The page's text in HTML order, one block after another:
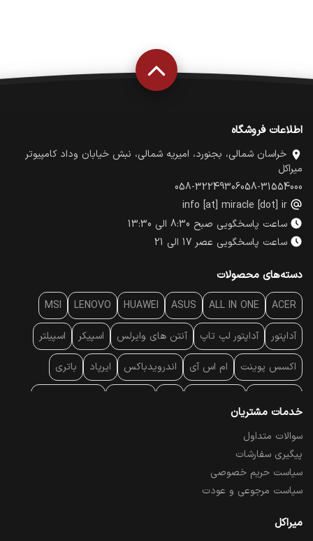
اطلاعات فروشگاه
خراسان شمالی، بجنورد، امیریه شمالی، نبش خیابان وداد کامپیوتر
میراکل
058-31554000
058-32249306
info [at] miracle [dot] ir
ساعت پاسخگویی صبح 8:30 الی 13:30
ساعت پاسخگویی عصر 17 الی 21
دسته‌های محصولات
ACER
ALL IN ONE
ASUS
HUAWEI
LENOVO
MSI
آداپتور آداپتور لپ تاپ آنتن‌ های وایرلس اسپیکر اسپیلتر
اکسس پوینت ام اس آی اندرویدباکس ایرپاد باتری
پایه سقفی
پرده نمایش
تبلت و موبایل تجهیزات پسیو شبکه
تلویزیون
خدمات مشتریان
سوالات متداول
پیگیری سفارشات
سیاست حریم خصوصی
سیاست مرجوعی و عودت
میراکل